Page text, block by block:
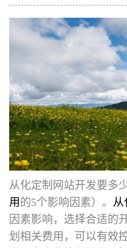
从化定制网站开发要多
用 的5个影响因素）。 从
因素影响，选择合适的
划相关费用，可以有效